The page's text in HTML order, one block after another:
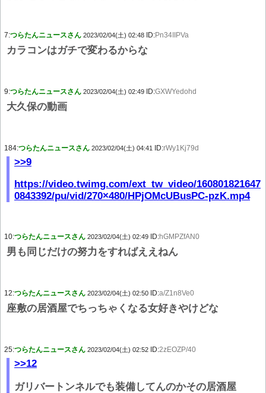
7:つらたんニュースさん 2023/02/04(土) 02:48 ID:Pn34IIPVa
カラコンはガチで変わるからな
9:つらたんニュースさん 2023/02/04(土) 02:49 ID:GXWYedohd
大久保の動画
184:つらたんニュースさん 2023/02/04(土) 04:41 ID:rWy1Kj79d
>>9
https://video.twimg.com/ext_tw_video/160801821647
0843392/pu/vid/270×480/HPjOMcUBusPC-pzK.mp4
10:つらたんニュースさん 2023/02/04(土) 02:49 ID:hGMPZfAN0
男も同じだけの努力をすればええねん
12:つらたんニュースさん 2023/02/04(土) 02:50 ID:a/Z1n8Ve0
座敷の居酒屋でちっちゃくなる女好きやけどな
25:つらたんニュースさん 2023/02/04(土) 02:52 ID:2zEOZP/40
>>12
ガリバートンネルでも装備してんのかその居酒屋